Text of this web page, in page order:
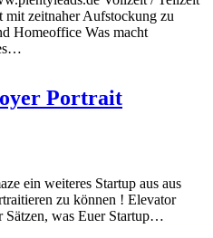
zeitnaher Aufstockung zu
Homeoffice Was macht
Portrait
ein weiteres Startup aus aus
zu können ! Elevator
Sätzen, was Euer Startup…